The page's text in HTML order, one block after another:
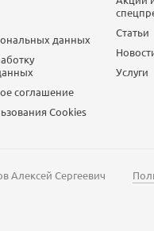
данных
соглашение
Сookies
Статьи
Услуги
Алексей Сергеевич